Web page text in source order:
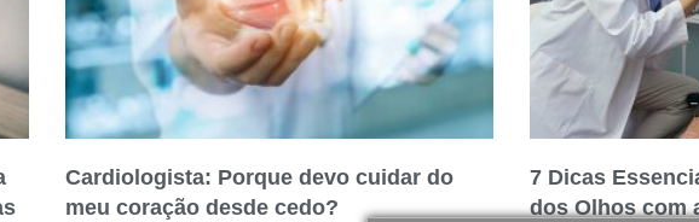
Cardiologista: Porque devo cuidar do
meu coração desde cedo?
7 Dicas
dos Olhos com